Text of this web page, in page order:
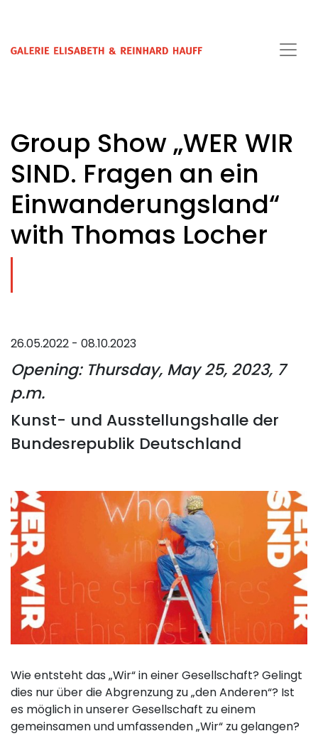
Group Show „WER WIR
SIND. Fragen an ein
Einwanderungsland“
with Thomas Locher
26.05.2022 - 08.10.2023
Opening: Thursday, May 25, 2023, 7
p.m.
Kunst- und Ausstellungshalle der
Bundesrepublik Deutschland
Wie entsteht das „Wir“ in einer Gesellschaft? Gelingt
dies nur über die Abgrenzung zu „den Anderen“? Ist
es möglich in unserer Gesellschaft zu einem
gemeinsamen und umfassenden „Wir“ zu gelangen?